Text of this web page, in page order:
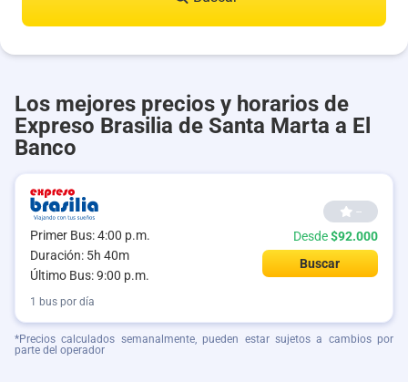
Los mejores precios y horarios de
Expreso Brasilia de Santa Marta a El
Banco
Primer Bus: 4:00 p.m.
Duración: 5h 40m
Último Bus: 9:00 p.m.
--
Desde$92.000
Buscar
1 bus por día
*Precios calculados semanalmente, pueden estar sujetos a cambios por
parte del operador